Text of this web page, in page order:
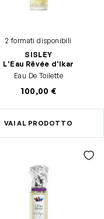
2 formati disponibili
SISLEY
L'Eau Rêvée d'Ikar
Eau De Toilette
100,00 €
VAI AL PRODOTTO